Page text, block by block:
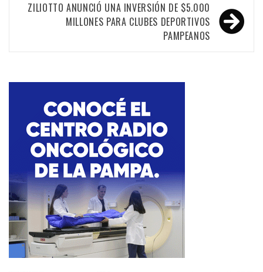
ZILIOTTO ANUNCIÓ UNA INVERSIÓN DE $5.000
MILLONES PARA CLUBES DEPORTIVOS
PAMPEANOS